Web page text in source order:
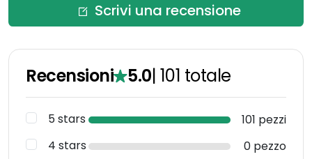
Scrivi una recensione
Recensioni 5.0| 101 totale
5 stars
101 pezzi
4 stars
0 pezzo